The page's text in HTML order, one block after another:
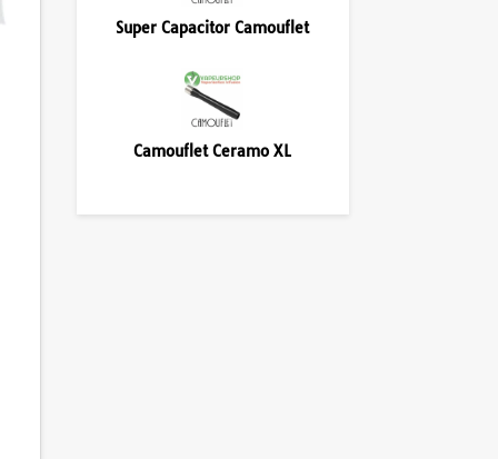
Super Capacitor Camouflet
Camouflet Ceramo XL